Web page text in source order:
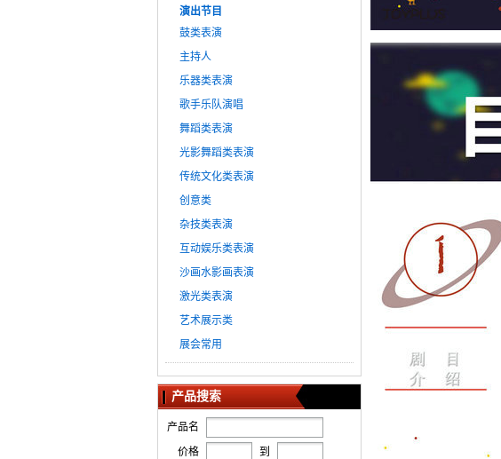
演出节目
鼓类表演
主持人
乐器类表演
歌手乐队演唱
舞蹈类表演
光影舞蹈类表演
传统文化类表演
创意类
杂技类表演
互动娱乐类表演
沙画水影画表演
激光类表演
艺术展示类
展会常用
产品搜索
产品名
价格
到